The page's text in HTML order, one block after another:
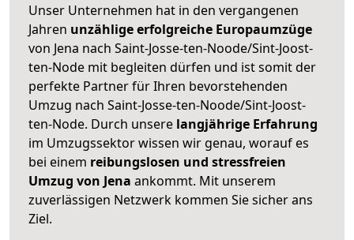
Unser Unternehmen hat in den vergangenen
Jahren unzählige erfolgreiche Europaumzüge
von Jena nach Saint-Josse-ten-Noode/Sint-Joost-
ten-Node mit begleiten dürfen und ist somit der
perfekte Partner für Ihren bevorstehenden
Umzug nach Saint-Josse-ten-Noode/Sint-Joost-
ten-Node. Durch unsere langjährige Erfahrung
im Umzugssektor wissen wir genau, worauf es
bei einem reibungslosen und stressfreien
Umzug von Jena ankommt. Mit unserem
zuverlässigen Netzwerk kommen Sie sicher ans
Ziel.